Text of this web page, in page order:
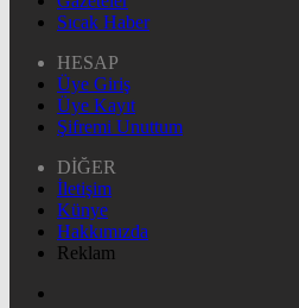
Sıcak Haber
HESAP
Üye Giriş
Üye Kayıt
Şifremi Unuttum
DİĞER
İletişim
Künye
Hakkımızda
Reklam